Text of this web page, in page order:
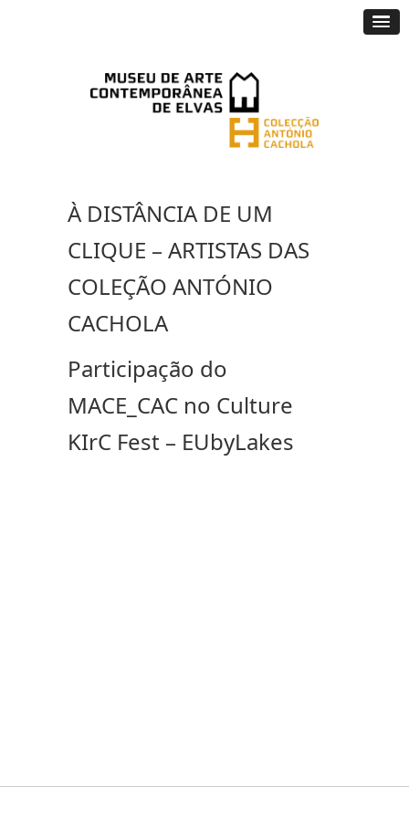
À DISTÂNCIA DE UM
CLIQUE – ARTISTAS DAS
COLEÇÃO ANTÓNIO
CACHOLA
Participação do
MACE_CAC no Culture
KIrC Fest – EUbyLakes